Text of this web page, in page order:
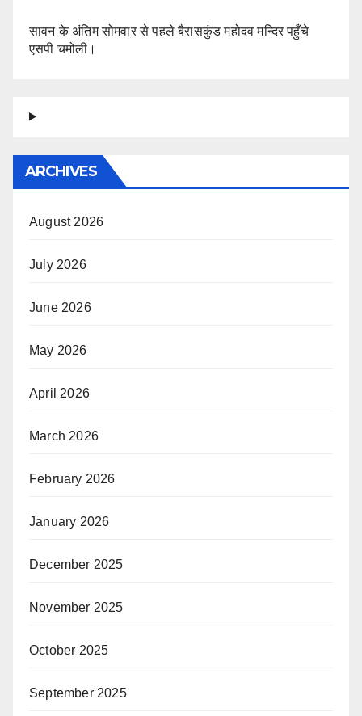
सावन के अंतिम सोमवार से पहले बैरासकुंड महोदव मन्दिर पहुँचे
एसपी चमोली।
ARCHIVES
August 2026
July 2026
June 2026
May 2026
April 2026
March 2026
February 2026
January 2026
December 2025
November 2025
October 2025
September 2025